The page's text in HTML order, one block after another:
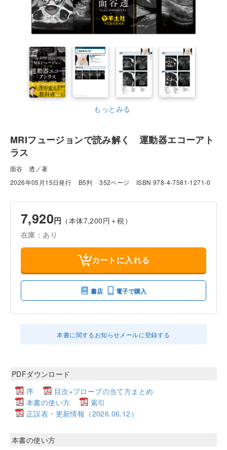
もっとみる
MRIフュージョンで読み解く 運動器エコーアト
ラス
面谷 透／著
2026年05月15日発行
B5判 352ページ ISBN 978-4-7581-1271-0
7,920円 （本体7,200円＋税）
在庫：あり
カートに入れる
書店 電子で購入
本書に関するお知らせメールに登録する
PDFダウンロード
序
目次+プローブの当て方まとめ
本書の使い方
索引
正誤表・更新情報（2026.06.12）
本書の使い方